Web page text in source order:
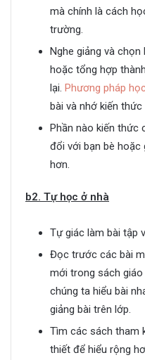
mà chính là cách
trường.
Nghe giảng và
hoặc tổng hợp
lại. Phương pháp học
bài và nhớ kiến thức
Phần nào kiến thức
đổi với bạn bè hoặc
hơn.
b2. Tự học ở nhà
Tự giác làm bài tập
Đọc trước các bài
mới trong sách giáo
chúng ta hiểu bài
giảng bài trên lớp.
Tìm các sách tham
thiết để hiểu rộng